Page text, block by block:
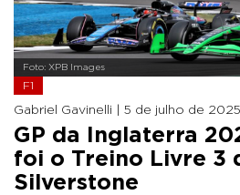
Foto: XPB Images
F1
Gabriel Gavinelli | 5 de julho de
GP da Inglaterra
foi o Treino Livre 3
Silverstone